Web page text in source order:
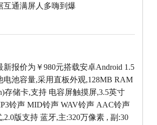
互通满屏人多嗨到爆
新报价为￥980元搭载安卓Android 1.5
电池容量,采用直板外观,128MB RAM
存储卡,支持 电容屏触摸屏,3.5英寸
铃声 MID铃声 WAV铃声 AAC铃声
版支持 蓝牙,主:320万像素 , 副:30